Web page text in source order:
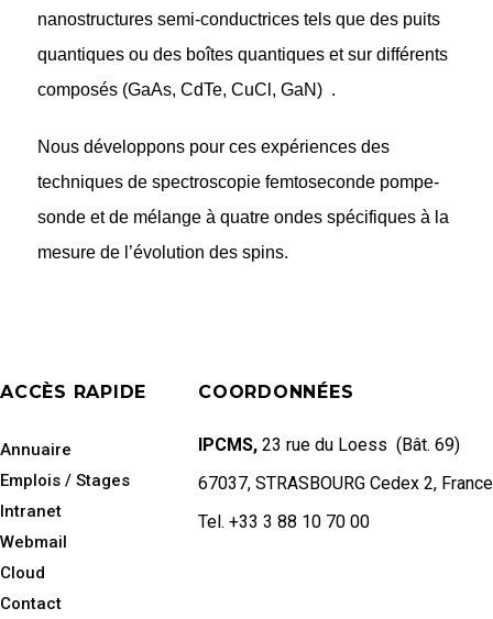
nanostructures semi-conductrices tels que des puits
quantiques ou des boîtes quantiques et sur différents
composés (GaAs, CdTe, CuCl, GaN) .
Nous développons pour ces expériences des
techniques de spectroscopie femtoseconde pompe-
sonde et de mélange à quatre ondes spécifiques à la
mesure de l’évolution des spins.
ACCÈS RAPIDE
Annuaire
Emplois / Stages
Intranet
Webmail
Cloud
Contact
COORDONNÉES
IPCMS, 23 rue du Loess (Bât. 69)
67037, STRASBOURG Cedex 2, France
Tel. +33 3 88 10 70 00